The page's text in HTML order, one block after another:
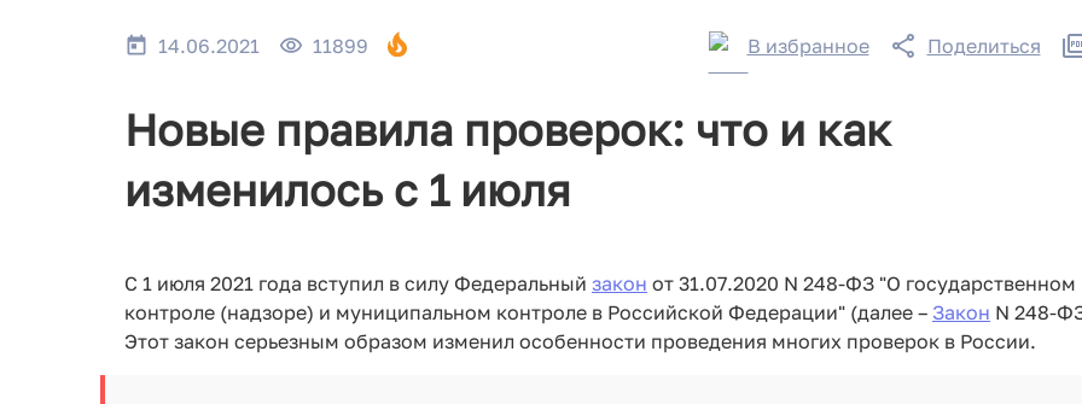
14.06.2021 11899 В избранное Поделиться
Новые правила проверок: что и как
изменилось с 1 июля
С 1 июля 2021 года вступил в силу Федеральный закон от 31.07.2020 N 248-ФЗ "О государственном
контроле (надзоре) и муниципальном контроле в Российской Федерации" (далее – Закон N 248-
Этот закон серьезным образом изменил особенности проведения многих проверок в России.